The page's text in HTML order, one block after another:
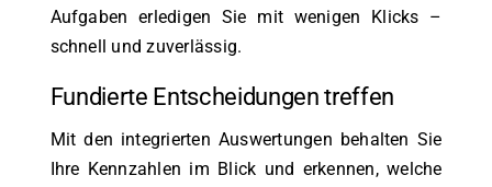
Aufgaben erledigen Sie mit wenigen Klicks –
schnell und zuverlässig.
Fundierte Entscheidungen treffen
Mit den integrierten Auswertungen behalten Sie
Ihre Kennzahlen im Blick und erkennen, welche